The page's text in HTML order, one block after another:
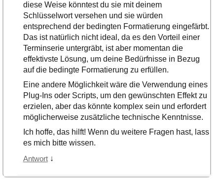
diese Weise könntest du sie mit deinem
Schlüsselwort versehen und sie würden
entsprechend der bedingten Formatierung eingefärbt.
Das ist natürlich nicht ideal, da es den Vorteil einer
Terminserie untergräbt, ist aber momentan die
effektivste Lösung, um deine Bedürfnisse in Bezug
auf die bedingte Formatierung zu erfüllen.
Eine andere Möglichkeit wäre die Verwendung eines
Plug-Ins oder Scripts, um den gewünschten Effekt zu
erzielen, aber das könnte komplex sein und erfordert
möglicherweise zusätzliche technische Kenntnisse.
Ich hoffe, das hilft! Wenn du weitere Fragen hast, lass
es mich bitte wissen.
Antwort ↓